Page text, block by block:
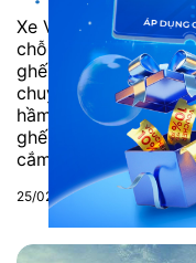
Xe VIP limousine là
chỗ cải tiến từ xe 16
ghế bọc da chuẩn
chuyến hành trình
hầm bí như các ghế
ghế có nhiều tiện
cắm usb, đèn đọc
25/02/2021